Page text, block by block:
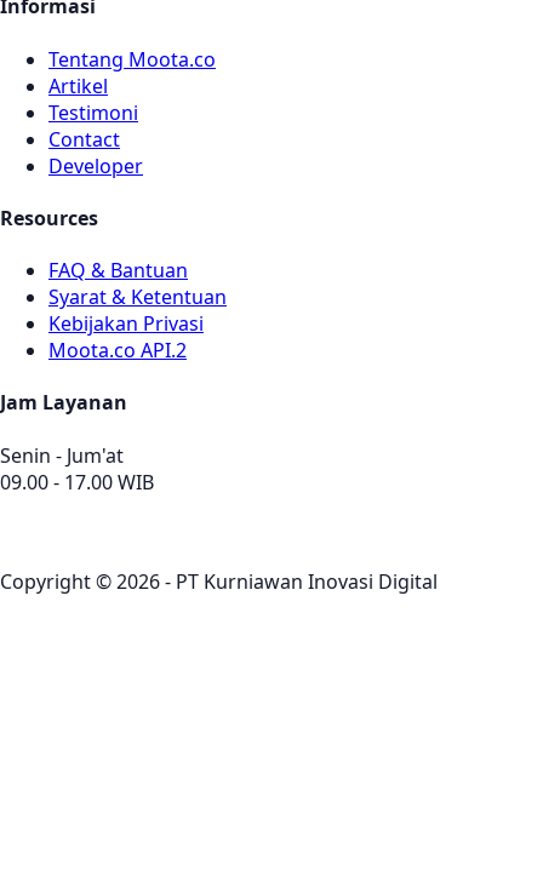
Informasi
Tentang Moota.co
Artikel
Testimoni
Contact
Developer
Resources
FAQ & Bantuan
Syarat & Ketentuan
Kebijakan Privasi
Moota.co API.2
Jam Layanan
Senin - Jum'at
09.00 - 17.00 WIB
Copyright © 2026 - PT Kurniawan Inovasi Digital